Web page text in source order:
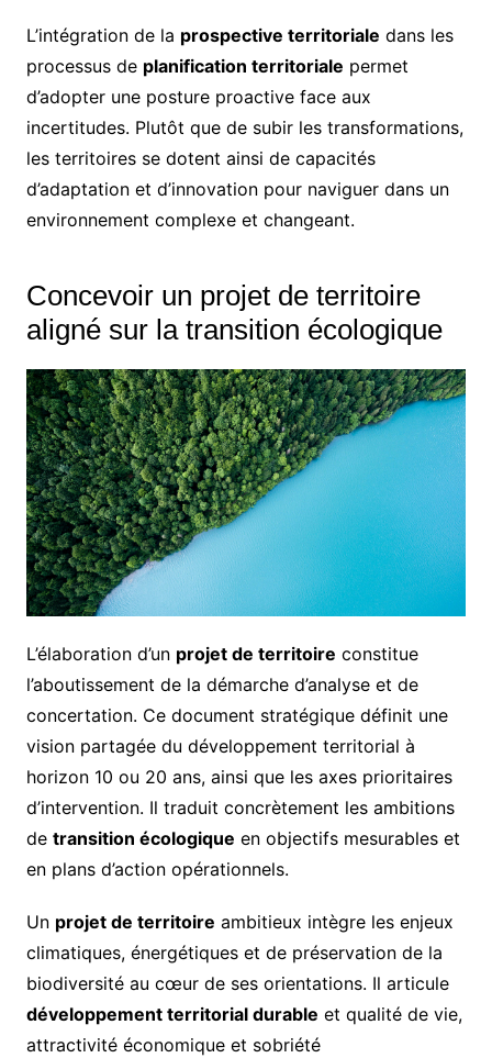
L’intégration de la prospective territoriale dans les
processus de planification territoriale permet
d’adopter une posture proactive face aux
incertitudes. Plutôt que de subir les transformations,
les territoires se dotent ainsi de capacités
d’adaptation et d’innovation pour naviguer dans un
environnement complexe et changeant.
Concevoir un projet de territoire
aligné sur la transition écologique
L’élaboration d’un projet de territoire constitue
l’aboutissement de la démarche d’analyse et de
concertation. Ce document stratégique définit une
vision partagée du développement territorial à
horizon 10 ou 20 ans, ainsi que les axes prioritaires
d’intervention. Il traduit concrètement les ambitions
de transition écologique en objectifs mesurables et
en plans d’action opérationnels.
Un projet de territoire ambitieux intègre les enjeux
climatiques, énergétiques et de préservation de la
biodiversité au cœur de ses orientations. Il articule
développement territorial durable et qualité de vie,
attractivité économique et sobriété